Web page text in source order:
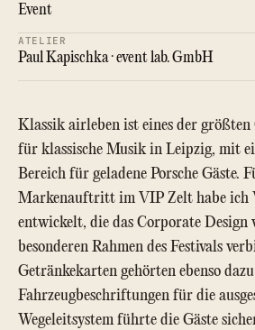
Event
ATELIER
Paul Kapischka · event lab. GmbH
Klassik airleben ist eines der größten
für klassische Musik in Leipzig, mit
Bereich für geladene Porsche Gäste.
Markenauftritt im VIP Zelt habe ich
entwickelt, die das Corporate Design
besonderen Rahmen des Festivals
Getränkekarten gehörten ebenso
Fahrzeugbeschriftungen für die
Wegeleitsystem führte die Gäste